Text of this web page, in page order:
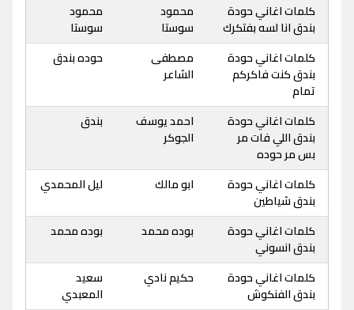
كلمات اغاني حودة
بندق انا لسه بفتكرك
محمود
سوستا
محمود
سوستا
كلمات اغاني حودة
بندق كنت فاكركم
تمام
مصطفى
الشاعر
حوده بندق
كلمات اغاني حودة
بندق اللي فات مر
بس مر حوده
احمد يوسف
الجوكر
بندق
كلمات اغاني حودة
بندق شياطين
ابو مالك ليل المحمدي
كلمات اغاني حودة
بندق انسوني
بوده محمد بوده محمد
كلمات اغاني حودة
بندق الفنكوش
حكيم نادي
سعيد
المعبدي